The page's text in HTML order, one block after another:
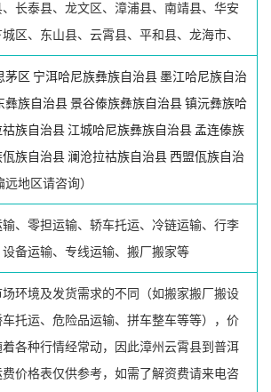
长泰县、龙文区、漳浦县、南靖县、华安
区、东山县、云霄县、平和县、龙海市、
茅区 宁洱哈尼族彝族自治县墨江哈尼族自治
彝族自治县景谷傣族彝族自治县镇沅彝族哈
祜族自治县江城哈尼族彝族自治县 孟连傣族
族自治县 澜沧拉祜族自治县西盟佤族自治
远地区请咨询）
、零担运输、轿车托运、冷链运输、行李
备运输、专线运输、搬厂搬家等
场环境及发货需求的不同（如搬家搬厂搬设
托运、危险品运输、拼车整车等等），价
各种行情经常动，因此漳州云霄县到普洱
价格表仅供参考，如需了解资费请来电咨